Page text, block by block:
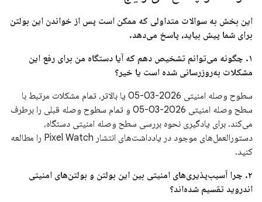
این بخش به سوالات متداولی که ممکن است پس از خواندن این بولتن
برای شما پیش بیاید، پاسخ می‌دهد.
۱. چگونه می‌توانم تشخیص دهم که آیا دستگاه من برای رفع این
مشکلات به‌روزرسانی شده است یا خیر؟
سطوح وصله امنیتی 2026-03-05 یا بالاتر، تمام مشکلات مرتبط با
سطح وصله امنیتی 2026-03-05 و تمام سطوح وصله قبلی را برطرف
می‌کند. برای یادگیری نحوه بررسی سطح وصله امنیتی دستگاه،
دستورالعمل‌های موجود در یادداشت‌های انتشار Pixel Watch را مطالعه
کنید.
۲. چرا آسیب‌پذیری‌های امنیتی بین این بولتن و بولتن‌های امنیتی
اندروید تقسیم شده‌اند؟